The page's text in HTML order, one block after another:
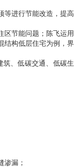
等进行节能改造，提高
区节能问题；陈飞运用
结构低层住宅为例，界
筑、低碳交通、低碳生
渗漏；